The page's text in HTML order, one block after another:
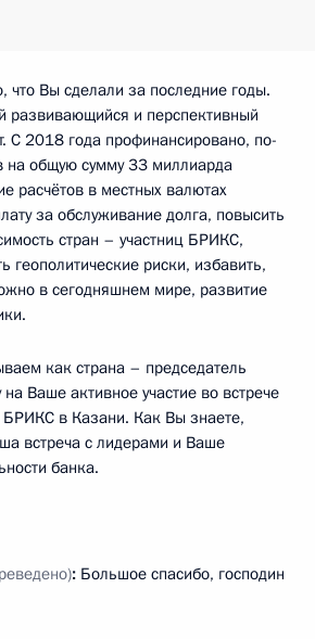
Вы сделали за последние годы.
развивающийся и перспективный
С 2018 года профинансировано, по-
на общую сумму 33 миллиарда
расчётов в местных валютах
за обслуживание долга, повысить
стран – участниц БРИКС,
геополитические риски, избавить,
в сегодняшнем мире, развитие
как страна – председатель
Ваше активное участие во встрече
в Казани. Как Вы знаете,
встреча с лидерами и Ваше
банка.
: Большое спасибо, господин